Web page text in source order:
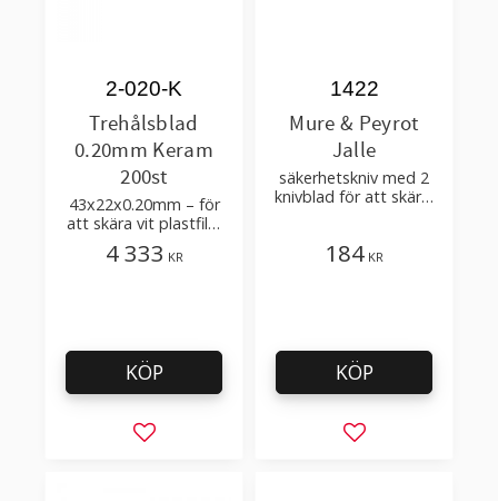
Trehålsblad
0.20mm Keram
200st
43x22x0.20mm – för
att skära vit plastfilm
med tillsatser
2-020-K
4 333 KR
Lägg till i favoriter
KÖP
Mure & Peyrot
Jalle
säkerhetskniv med 2
knivblad för att skära,
1422
184 KR
Lägg till i
KÖP